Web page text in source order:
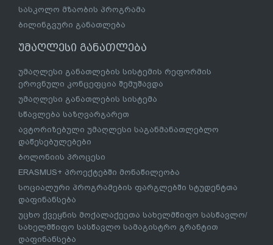
სასკოლო მზაობის პროგრამა
ბილინგვური განათლება
უმაღლესი განათლება
უმაღლესი განათლების სისტემის რეფორმის
ეროვნული კონცეფცია შემუშავდა
უმაღლესი განათლების სისტემა
სწავლება საზღვარგარეთ
ავტორიზებული უმაღლესი საგანმანათლებლო
დაწესებულებები
ბოლონიის პროცესი
ERASMUS+ პროექტებში მონაწილეობა
სოციალური პროგრამების ფარგლებში სტუდენტთა
დაფინანსება
უცხო ქვეყნის მოქალაქეეთა სახელმწიფო სასწავლო/
სახელმწიფო სასწავლო სამაგისტრო გრანტით
დაფინანსება